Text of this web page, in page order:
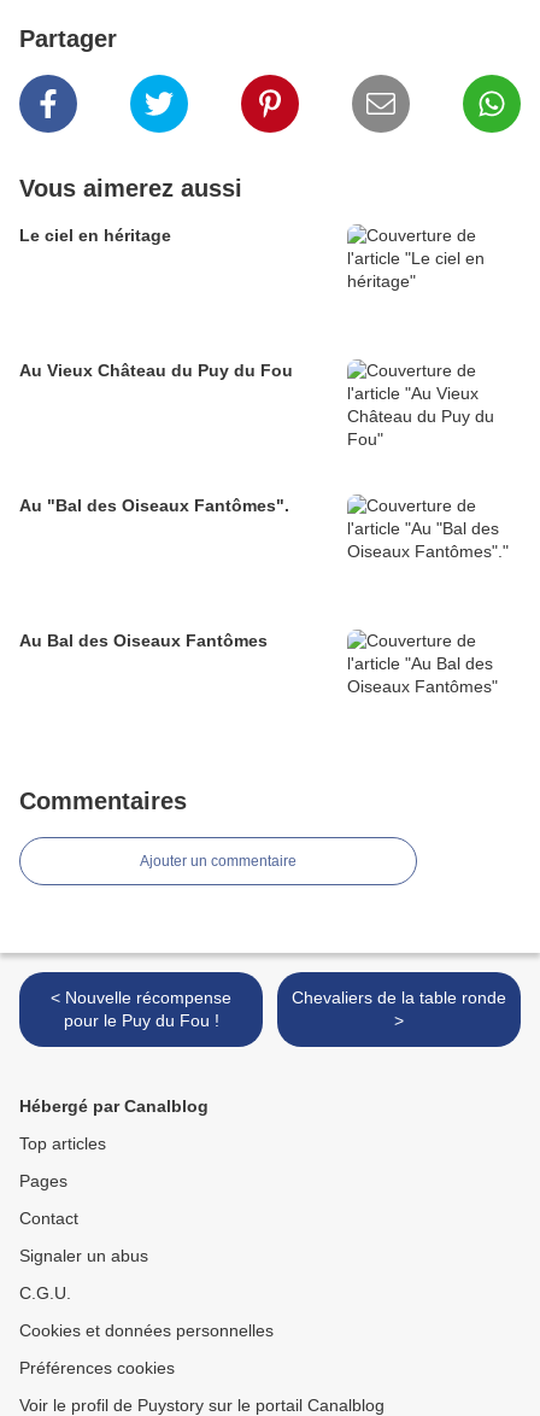
Partager
Vous aimerez aussi
Le ciel en héritage
Au Vieux Château du Puy du Fou
Au "Bal des Oiseaux Fantômes".
Au Bal des Oiseaux Fantômes
Commentaires
Ajouter un commentaire
< Nouvelle récompense
pour le Puy du Fou !
Chevaliers de la table ronde
>
Hébergé par Canalblog
Top articles
Pages
Contact
Signaler un abus
C.G.U.
Cookies et données personnelles
Préférences cookies
Voir le profil de Puystory sur le portail Canalblog